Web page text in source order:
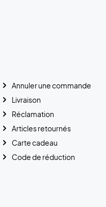
Annuler une commande
Livraison
Réclamation
Articles retournés
Carte cadeau
Code de réduction